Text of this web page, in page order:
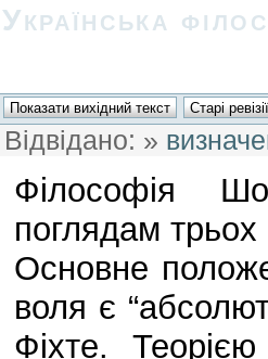
Українська
Відвідано: »
Філософія
поглядам трьох
Основне
воля є
Фіхте.